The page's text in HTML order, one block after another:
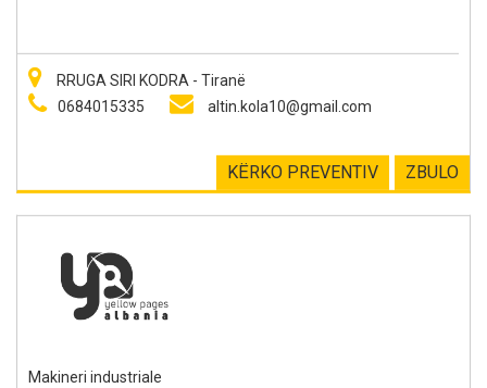
RRUGA SIRI KODRA - Tiranë
0684015335
altin.kola10@gmail.com
ZBULO
KËRKO PREVENTIV
Makineri industriale